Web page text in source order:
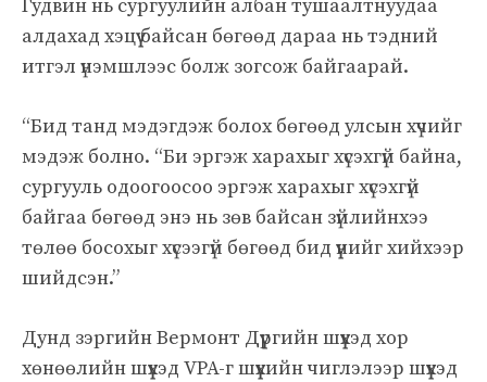
Гудвин нь сургуулийн албан тушаалтнуудаа
алдахад хэцүү байсан бөгөөд дараа нь тэдний
итгэл үнэмшлээс болж зогсож байгаарай.
“Бид танд мэдэгдэж болох бөгөөд улсын хүчийг
мэдэж болно. “Би эргэж харахыг хүсэхгүй байна,
сургууль одоогоосоо эргэж харахыг хүсэхгүй
байгаа бөгөөд энэ нь зөв байсан зүйлийнхээ
төлөө босохыг хүсээгүй бөгөөд бид үүнийг хийхээр
шийдсэн.”
Дунд зэргийн Вермонт Дүүргийн шүүхэд хор
хөнөөлийн шүүхэд VPA-г шүүхийн чиглэлээр шүүхэд